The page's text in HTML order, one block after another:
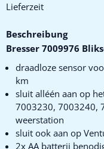
Lieferzeit
Beschreibung
Bresser 7009976
draadloze sensor
km
sluit alléén aan op
7003230, 7003240,
weerstation
sluit ook aan op
2x AA batterij